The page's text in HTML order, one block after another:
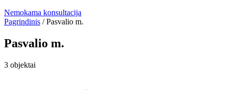
Nemokama konsultacija
Pagrindinis /Pasvalio m.
Pasvalio m.
3 objektai